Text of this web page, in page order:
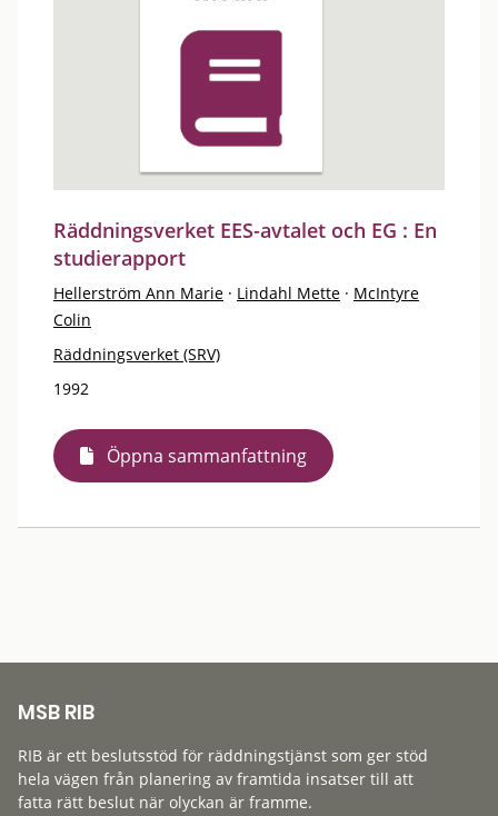
Räddningsverket EES-avtalet och EG : En
studierapport
Hellerström Ann Marie · Lindahl Mette · McIntyre
Colin
Räddningsverket (SRV)
1992
Öppna sammanfattning
MSB RIB
RIB är ett beslutsstöd för räddningstjänst som ger stöd
hela vägen från planering av framtida insatser till att
fatta rätt beslut när olyckan är framme.